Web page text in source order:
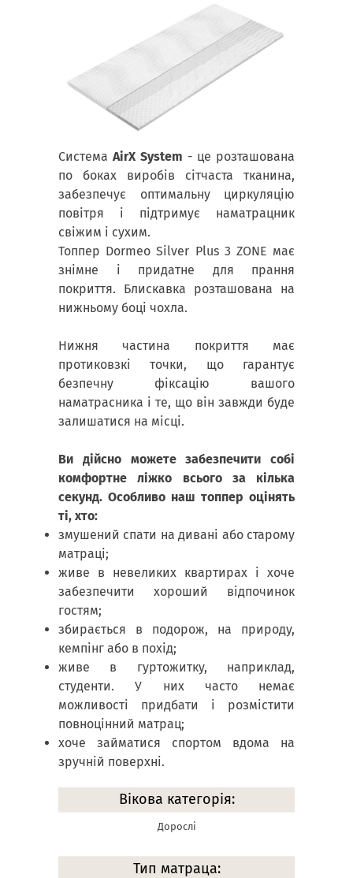
Система AirX System - це розташована
по боках виробів сітчаста тканина,
забезпечує оптимальну циркуляцію
повітря і підтримує наматрацник
свіжим і сухим.
Топпер Dormeo Silver Plus 3 ZONE має
знімне і придатне для прання
покриття. Блискавка розташована на
нижньому боці чохла.
Нижня частина покриття має
протиковзкі точки, що гарантує
безпечну фіксацію вашого
наматрасника і те, що він завжди буде
залишатися на місці.
Ви дійсно можете забезпечити собі
комфортне ліжко всього за кілька
секунд. Особливо наш топпер оцінять
ті, хто:
змушений спати на дивані або старому
матраці;
живе в невеликих квартирах і хоче
забезпечити хороший відпочинок
гостям;
збирається в подорож, на природу,
кемпінг або в похід;
живе в гуртожитку, наприклад,
студенти. У них часто немає
можливості придбати і розмістити
повноцінний матрац;
хоче займатися спортом вдома на
зручній поверхні.
Вікова категорія:
Дорослі
Тип матраца: